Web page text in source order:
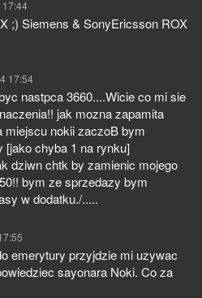
;) Siemens & SonyEricsson ROX
17:54
nastpca 3660....Wicie co mi sie
jak mozna zapamita
miejscu nokii zaczoB bym
[jako chyba 1 na rynku]
dziwn chtk by zamienic mojego
bym ze sprzedazy bym
w dodatku./.....
emerytury przyjdzie mi uzywac
sayonara Noki. Co za